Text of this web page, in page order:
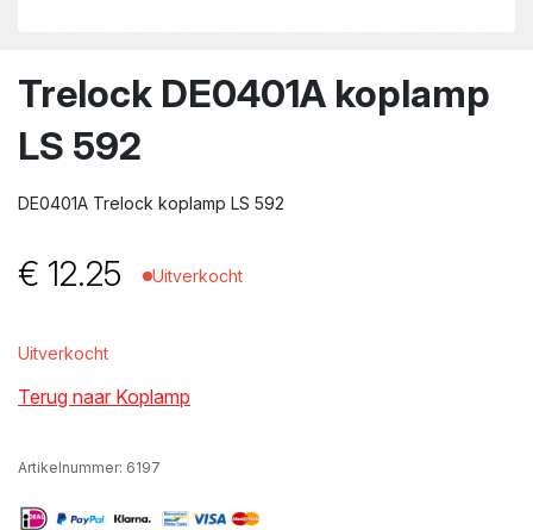
Trelock DE0401A koplamp
LS 592
DE0401A Trelock koplamp LS 592
€ 12.25 Uitverkocht
Uitverkocht
Terug naar Koplamp
Artikelnummer: 6197